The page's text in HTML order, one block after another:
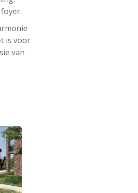
is voor
van